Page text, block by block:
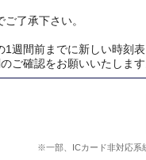
了承下さい。
週間前までに新しい時刻
ご確認をお願いいたします
※一部、ICカード非対応系